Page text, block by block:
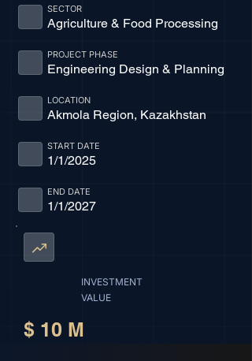
Agriculture & Food Processing
SECTOR
Engineering Design & Planning
PROJECT PHASE
Akmola Region, Kazakhstan
LOCATION
1/1/2025
START DATE
1/1/2027
END DATE
INVESTMENT
VALUE
$ 10 M